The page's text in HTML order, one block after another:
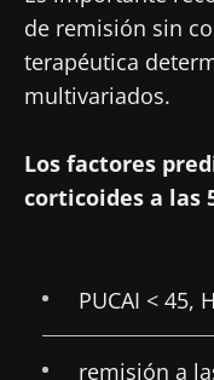
de remisión sin
terapéutica
multivariados.
Los factores
corticoides a las
PUCAI < 45,
remisión a